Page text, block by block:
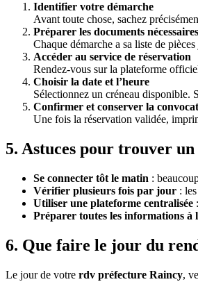
Identifier votre démarche
Avant toute chose, sachez
Préparer les documents nécessaires
Chaque démarche a sa liste de
Accéder au service de réservation
Rendez-vous sur la plateforme
Choisir la date et l’heure
Sélectionnez un créneau disponible.
Confirmer et conserver la
Une fois la réservation validée,
5. Astuces pour trouver
Se connecter tôt le matin :
Vérifier plusieurs fois par jour :
Utiliser une plateforme centralisée
Préparer toutes les informations à
6. Que faire le jour du
Le jour de votre rdv préfecture Raincy,